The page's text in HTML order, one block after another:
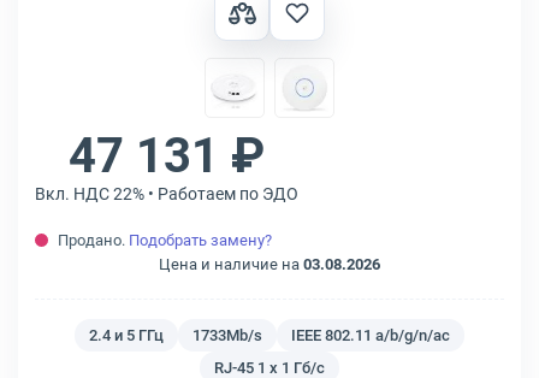
47 131 ₽
Вкл. НДС 22% • Работаем по ЭДО
Продано. Подобрать замену?
Цена и наличие на 03.08.2026
2.4 и 5 ГГц 1733Mb/s
IEEE 802.11 a/b/g/n/ac
RJ-45 1 x 1 Гб/с